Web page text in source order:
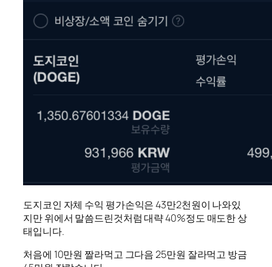
도지코인 자체 수익 평가손익은 43만2천원이 나와있
지만 위에서 말씀드린것처럼 대략 40%정도 매도한 상
태입니다.
처음에 10만원 짤라먹고 그다음 25만원 잘라먹고 방금